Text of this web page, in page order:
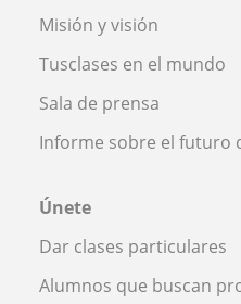
Misión y visión
Tusclases en el mundo
Sala de prensa
Informe sobre el futuro
Únete
Dar clases particulares
Alumnos que buscan